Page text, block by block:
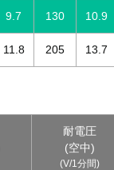
9.7 130 10.9
11.8 205 13.7
耐電圧
(空中)
(V/1分間)